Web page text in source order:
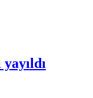
yayıldı